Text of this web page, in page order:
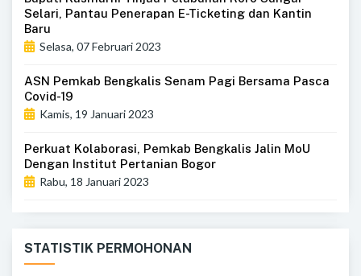
Selari, Pantau Penerapan E-Ticketing dan Kantin
Baru
Selasa, 07 Februari 2023
ASN Pemkab Bengkalis Senam Pagi Bersama Pasca
Covid-19
Kamis, 19 Januari 2023
Perkuat Kolaborasi, Pemkab Bengkalis Jalin MoU
Dengan Institut Pertanian Bogor
Rabu, 18 Januari 2023
STATISTIK PERMOHONAN